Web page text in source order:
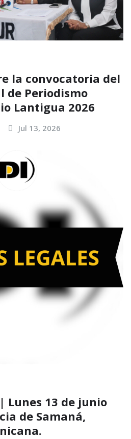
la convocatoria del
de Periodismo
Lantigua 2026
Jul 13, 2026
Lunes 13 de junio
de Samaná,